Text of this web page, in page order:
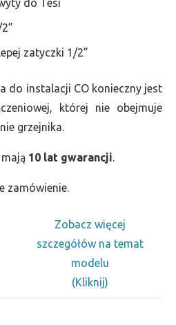
do Tesi
zatyczki 1/2”
do instalacji CO konieczny jest
której nie obejmuje
grzejnika.
10 lat gwarancji.
zamówienie.
Zobacz więcej
szczegółów na temat
modelu
(Kliknij)